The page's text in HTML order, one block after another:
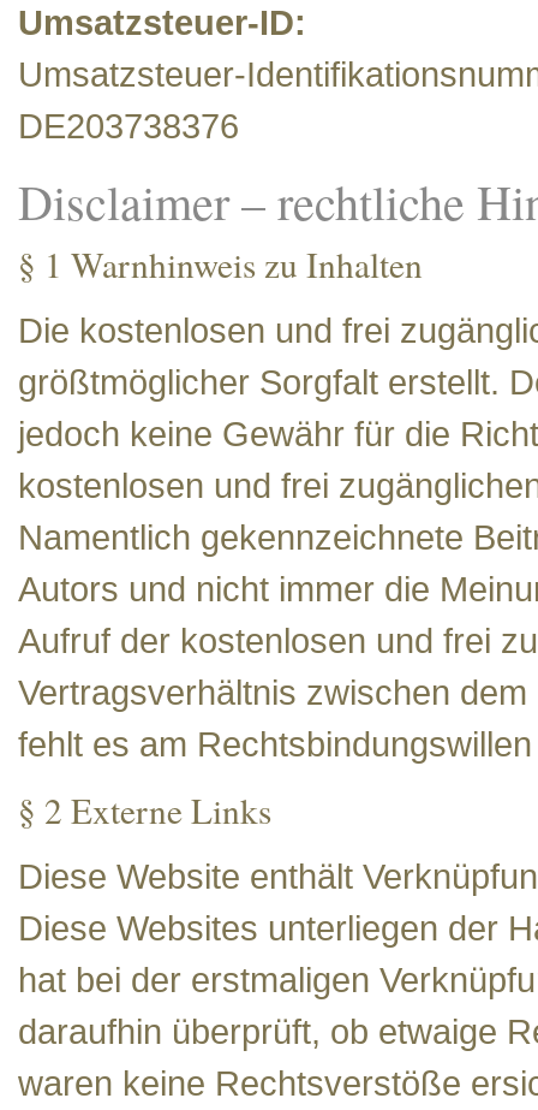
Umsatzsteuer-ID:
Umsatzsteuer-
DE203738376
Disclaimer – rechtliche
§ 1 Warnhinweis zu Inhalten
Die kostenlosen und frei
größtmöglicher Sorgfalt erstellt.
jedoch keine Gewähr für die
kostenlosen und frei
Namentlich gekennzeichnete
Autors und nicht immer die
Aufruf der kostenlosen und frei
Vertragsverhältnis zwischen
fehlt es am
§ 2 Externe Links
Diese Website enthält
Diese Websites unterliegen der
hat bei der erstmaligen
daraufhin überprüft, ob etwaige
waren keine Rechtsverstöße